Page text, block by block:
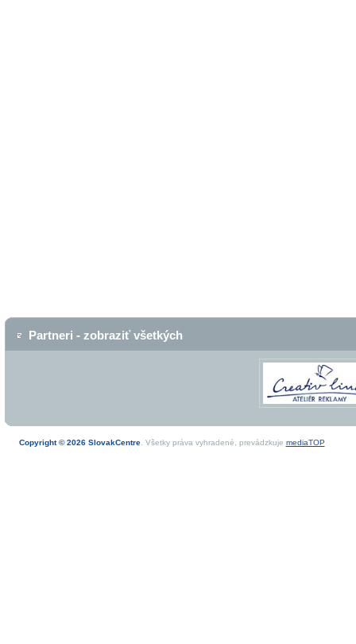
Partneri - zobraziť všetkých
Copyright © 2026 SlovakCentre. Všetky práva vyhradené, prevádzkuje mediaTOP